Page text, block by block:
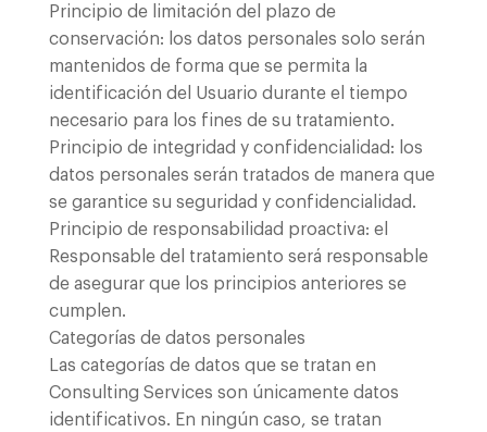
Principio de limitación del plazo de
conservación: los datos personales solo serán
mantenidos de forma que se permita la
identificación del Usuario durante el tiempo
necesario para los fines de su tratamiento.
Principio de integridad y confidencialidad: los
datos personales serán tratados de manera que
se garantice su seguridad y confidencialidad.
Principio de responsabilidad proactiva: el
Responsable del tratamiento será responsable
de asegurar que los principios anteriores se
cumplen.
Categorías de datos personales
Las categorías de datos que se tratan en
Consulting Services son únicamente datos
identificativos. En ningún caso, se tratan